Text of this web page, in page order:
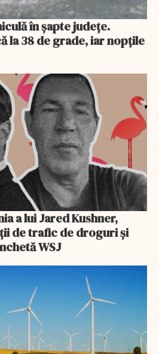
în șapte județe.
la 38 de grade, iar nopțile
a lui Jared Kushner,
de trafic de droguri și
WSJ